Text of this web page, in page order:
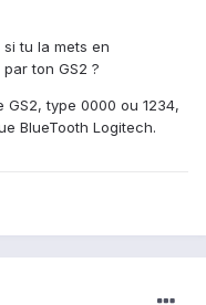
tu la mets en
ton GS2 ?
type 0000 ou 1234,
BlueTooth Logitech.